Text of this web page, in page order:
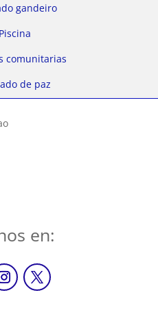
gandeiro
Piscina
comunitarias
de paz
en: